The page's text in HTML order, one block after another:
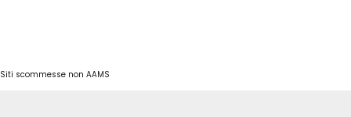
Siti scommesse non AAMS